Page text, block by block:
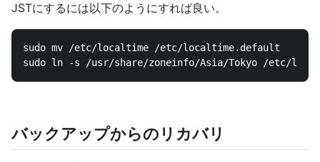
JSTにするには以下のようにすれば良い。
sudo mv /etc/localtime /etc/localtime.default
バックアップからのリカバリ